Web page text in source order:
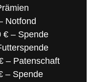
Notfond
€ – Spende
– Patenschaft
– Spende